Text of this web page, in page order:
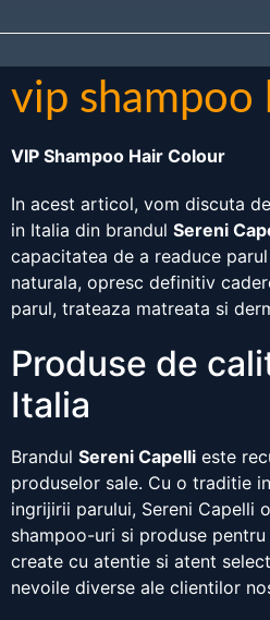
vip shampoo
VIP Shampoo Hair Colour
In acest articol, vom discuta
in Italia din brandul Sereni
capacitatea de a readuce
naturala, opresc definitiv
parul, trateaza matreata si
Produse de
Italia
Brandul Sereni Capelli este
produselor sale. Cu o traditie
ingrijirii parului, Sereni Capelli
shampoo-uri si produse
create cu atentie si atent
nevoile diverse ale clientilor